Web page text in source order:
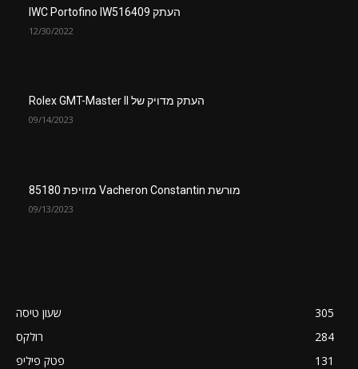
העתק IWC Portofino IW516409
12/30/2022
העתק מדויק של Rolex GMT-Master II
09/14/2023
מורשת Vacheron Constantin מזויפת 85180
09/13/2023
שעון טיסה
305
רולקס
284
פטק פיליפ
131